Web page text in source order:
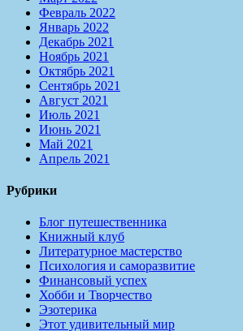
Февраль 2022
Январь 2022
Декабрь 2021
Ноябрь 2021
Октябрь 2021
Сентябрь 2021
Август 2021
Июль 2021
Июнь 2021
Май 2021
Апрель 2021
Рубрики
Блог путешественника
Книжный клуб
Литературное мастерство
Психология и саморазвитие
Финансовый успех
Хобби и Творчество
Эзотерика
Этот удивительный мир